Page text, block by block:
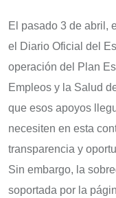
El pasado 3 de abril,
el Diario Oficial del
operación del Plan
Empleos y la Salud
que esos apoyos
necesiten en esta
transparencia y
Sin embargo, la
soportada por la